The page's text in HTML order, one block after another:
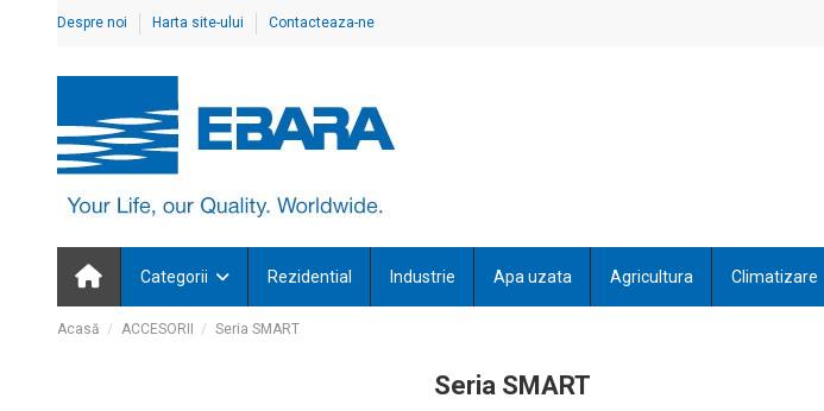
Despre noi Harta site-ului Contacteaza-ne
Categorii Rezidential Industrie Apa uzata Agricultura Climatizare
Acasă ACCESORII Seria SMART
Seria SMART